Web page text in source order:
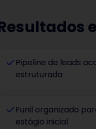
Pipeline de leads
estruturada
Funil organizado
estágio inicial